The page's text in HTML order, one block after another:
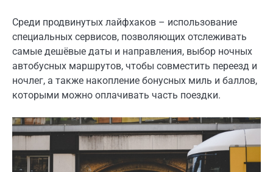
Среди продвинутых лайфхаков – использование
специальных сервисов, позволяющих отслеживать
самые дешёвые даты и направления, выбор ночных
автобусных маршрутов, чтобы совместить переезд и
ночлег, а также накопление бонусных миль и баллов,
которыми можно оплачивать часть поездки.